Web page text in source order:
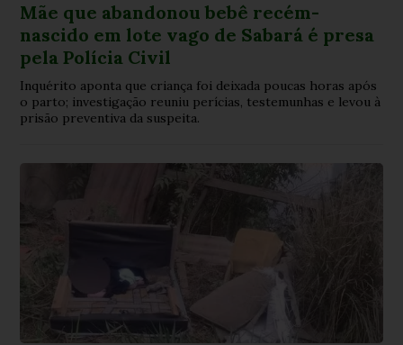
Mãe que abandonou bebê recém-
nascido em lote vago de Sabará é presa
pela Polícia Civil
Inquérito aponta que criança foi deixada poucas horas após
o parto; investigação reuniu perícias, testemunhas e levou à
prisão preventiva da suspeita.